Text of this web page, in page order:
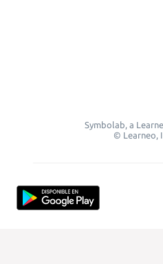
Symbolab, a
© Learneo,